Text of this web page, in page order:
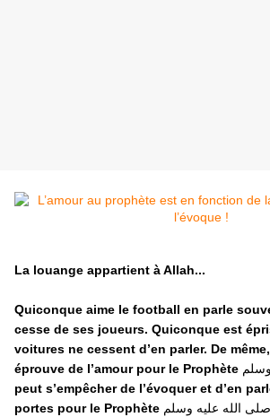
La louange appartient à Allah...
Quiconque aime le football en parle
cesse de ses joueurs. Quiconque est
voitures ne cessent d’en parler. De
éprouve de l’amour pour le Prophète
peut s’empêcher de l’évoquer et d’en
portes pour le Prophète